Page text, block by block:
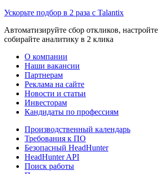
Ускорьте подбор в 2 раза с Talantix
Автоматизируйте сбор откликов, настройте
собирайте аналитику в 2 клика
О компании
Наши вакансии
Партнерам
Реклама на сайте
Новости и статьи
Инвесторам
Кандидаты по профессиям
Производственный календарь
Требования к ПО
Безопасный HeadHunter
HeadHunter API
Поиск работы